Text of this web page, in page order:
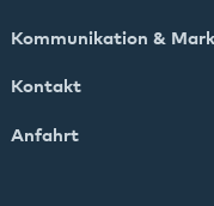
Kommunikation &
Kontakt
Anfahrt